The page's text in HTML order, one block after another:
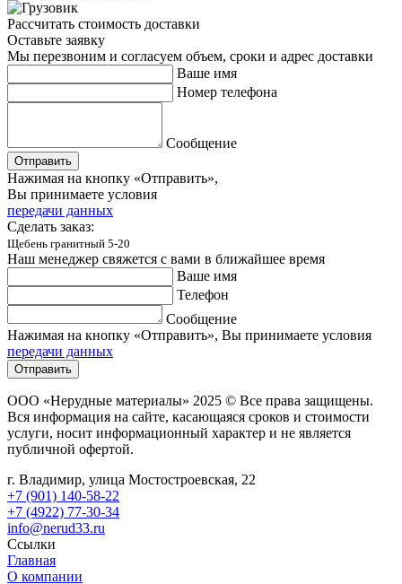
Рассчитать стоимость доставки
Оставьте заявку
Мы перезвоним и согласуем объем, сроки и адрес доставки
Ваше имя
Номер телефона
Сообщение
Отправить
Нажимая на кнопку «Отправить»,
Вы принимаете условия
передачи данных
Сделать заказ:
Щебень гранитный 5-20
Наш менеджер свяжется с вами в ближайшее время
Ваше имя
Телефон
Сообщение
Нажимая на кнопку «Отправить», Вы принимаете условия
передачи данных
Отправить
ООО «Нерудные материалы» 2025 © Все права защищены.
Вся информация на сайте, касающаяся сроков и стоимости
услуги, носит информационный характер и не является
публичной офертой.
г. Владимир, улица Мостостроевская, 22
+7 (901) 140-58-22
+7 (4922) 77-30-34
info@nerud33.ru
Ссылки
Главная
О компании